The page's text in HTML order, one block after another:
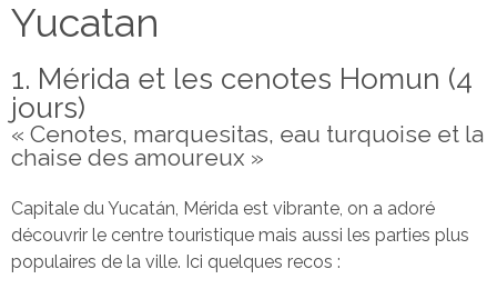
Yucatan
1. Mérida et les cenotes Homun (4
jours)
« Cenotes, marquesitas, eau turquoise et la
chaise des amoureux »
Capitale du Yucatán, Mérida est vibrante, on a adoré
découvrir le centre touristique mais aussi les parties plus
populaires de la ville. Ici quelques recos :